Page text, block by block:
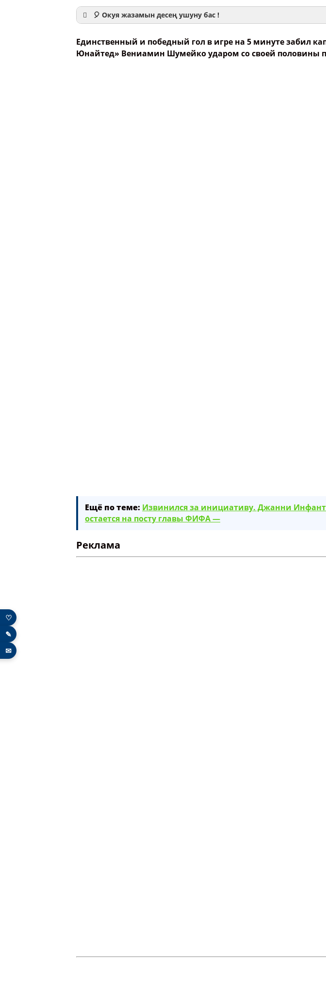
🎈 Окуя жазамын десең ушуну бас !
Единственный и победный гол в игре на 5 минуте забил
Юнайтед» Вениамин Шумейко ударом со своей половины
Ещё по теме: Извинился за инициативу. Джанни
остается на посту главы ФИФА —
Реклама
♡
✎
✉